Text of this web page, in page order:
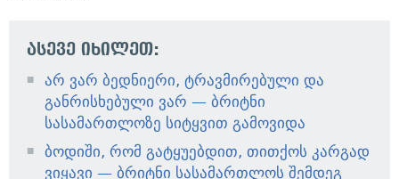
ასევე იხილეთ:
არ ვარ ბედნიერი, ტრავმირებული და
განრისხებული ვარ — ბრიტნი
სასამართლოზე სიტყვით გამოვიდა
ბოდიში, რომ გატყუებდით, თითქოს კარგად
ვიყავი — ბრიტნი სასამართლოს შემდეგ